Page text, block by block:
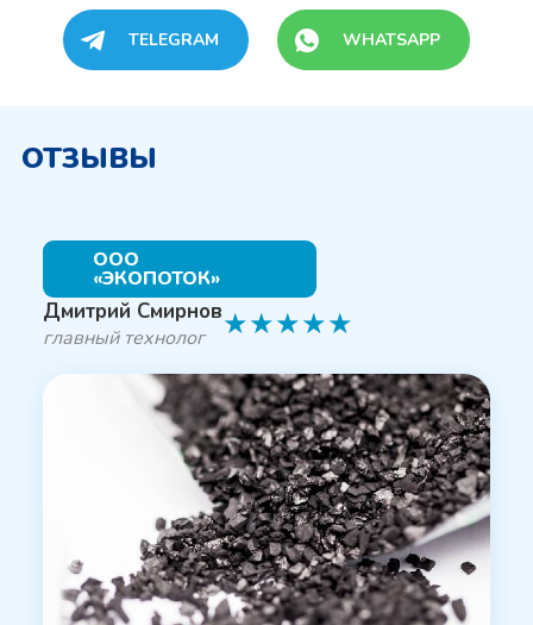
TELEGRAM WHATSAPP
ОТЗЫВЫ
ООО
«ЭКОПОТОК»
Дмитрий Смирнов
главный технолог ★★★★★